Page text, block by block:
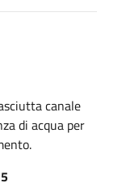
canale
di acqua per